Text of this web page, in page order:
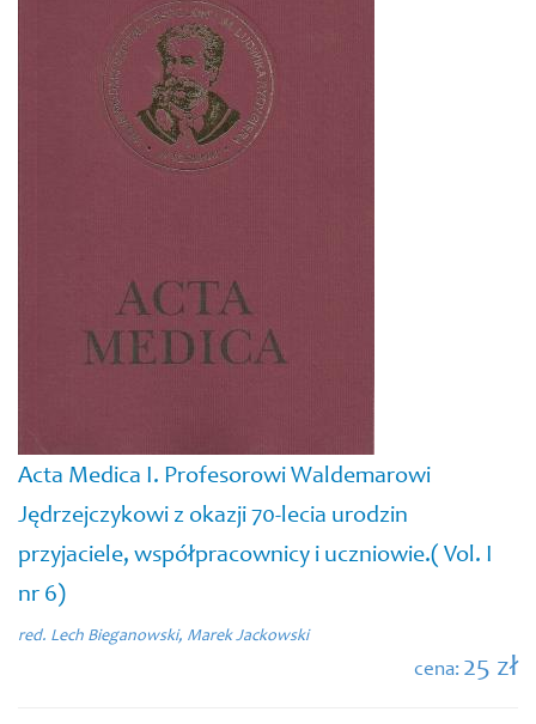
Acta Medica I. Profesorowi Waldemarowi
Jędrzejczykowi z okazji 70-lecia urodzin
przyjaciele, współpracownicy i uczniowie.( Vol. I
nr 6)
red. Lech Bieganowski, Marek Jackowski
cena: 25 zł